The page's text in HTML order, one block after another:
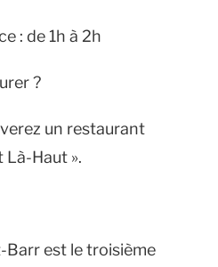
: de 1h à 2h
?
un restaurant
Là-Haut ».
Barr est le troisième